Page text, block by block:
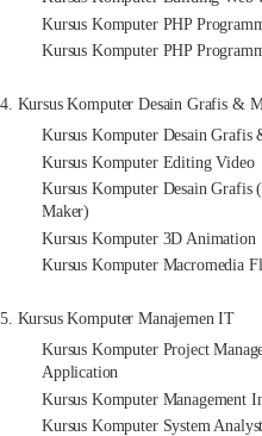
Kursus Komputer PHP
Kursus Komputer PHP
4. Kursus Komputer Desain Grafis &
Kursus Komputer Desain Grafis
Kursus Komputer Editing Video
Kursus Komputer Desain Grafis
Maker)
Kursus Komputer 3D Animation
Kursus Komputer Macromedia
5. Kursus Komputer Manajemen IT
Kursus Komputer Project
Application
Kursus Komputer Management
Kursus Komputer System